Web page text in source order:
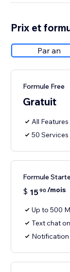
Prix et
Par an
Formule Free
Gratuit
All
50
Formule
$ 1590 /mois
Up to 500
Text chat